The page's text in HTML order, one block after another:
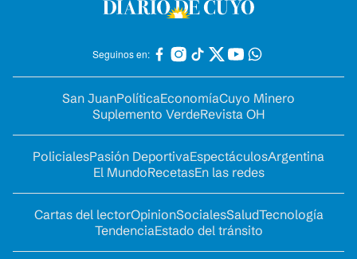
Seguinos en:
San JuanPolíticaEconomíaCuyo Minero
Suplemento VerdeRevista OH
PolicialesPasión DeportivaEspectáculosArgentina
El MundoRecetasEn las redes
Cartas del lectorOpinionSocialesSaludTecnología
TendenciaEstado del tránsito